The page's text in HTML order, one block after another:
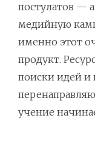
постулатов —
медийную
именно этот
продукт.
поиски идей и
учение